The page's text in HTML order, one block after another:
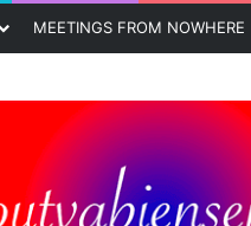
MEETINGS FROM NOWHERE